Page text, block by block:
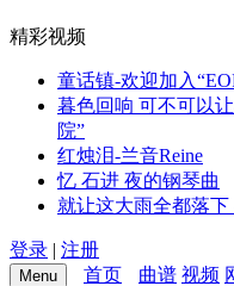
精彩视频
童话镇-欢迎加入
暮色回响 可不可以
院”
红烛泪-兰音Reine
忆 石进 夜的钢琴曲
就让这大雨全都落
登录 | 注册
Menu 首页 曲谱 视频